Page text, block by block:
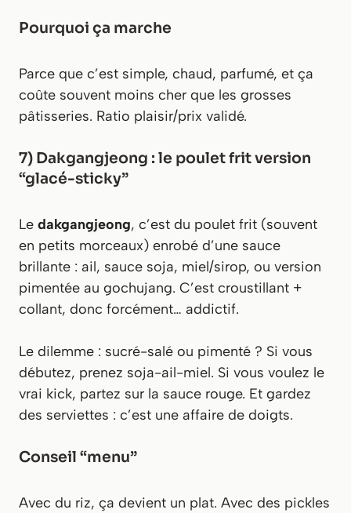
Pourquoi ça marche
Parce que c’est simple, chaud, parfumé, et ça
coûte souvent moins cher que les grosses
pâtisseries. Ratio plaisir/prix validé.
7) Dakgangjeong : le poulet frit version
“glacé-sticky”
Le dakgangjeong, c’est du poulet frit (souvent
en petits morceaux) enrobé d’une sauce
brillante : ail, sauce soja, miel/sirop, ou version
pimentée au gochujang. C’est croustillant +
collant, donc forcément… addictif.
Le dilemme : sucré-salé ou pimenté ? Si vous
débutez, prenez soja-ail-miel. Si vous voulez le
vrai kick, partez sur la sauce rouge. Et gardez
des serviettes : c’est une affaire de doigts.
Conseil “menu”
Avec du riz, ça devient un plat. Avec des pickles